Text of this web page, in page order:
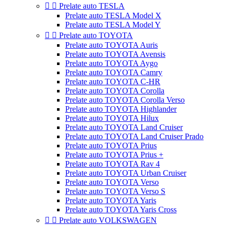
  Prelate auto TESLA
Prelate auto TESLA Model X
Prelate auto TESLA Model Y
  Prelate auto TOYOTA
Prelate auto TOYOTA Auris
Prelate auto TOYOTA Avensis
Prelate auto TOYOTA Aygo
Prelate auto TOYOTA Camry
Prelate auto TOYOTA C-HR
Prelate auto TOYOTA Corolla
Prelate auto TOYOTA Corolla Verso
Prelate auto TOYOTA Highlander
Prelate auto TOYOTA Hilux
Prelate auto TOYOTA Land Cruiser
Prelate auto TOYOTA Land Cruiser Prado
Prelate auto TOYOTA Prius
Prelate auto TOYOTA Prius +
Prelate auto TOYOTA Rav 4
Prelate auto TOYOTA Urban Cruiser
Prelate auto TOYOTA Verso
Prelate auto TOYOTA Verso S
Prelate auto TOYOTA Yaris
Prelate auto TOYOTA Yaris Cross
  Prelate auto VOLKSWAGEN